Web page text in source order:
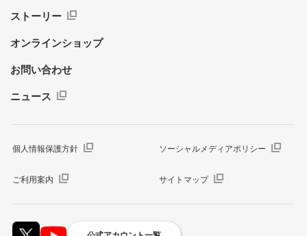
ストーリー
オンラインショップ
お問い合わせ
ニュース
個人情報保護方針 ソーシャルメディアポリシー
ご利用案内 サイトマップ